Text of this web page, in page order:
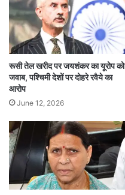
रूसी तेल खरीद पर जयशंकर का यूरोप को
जवाब, पश्चिमी देशों पर दोहरे रवैये का
आरोप
June 12, 2026